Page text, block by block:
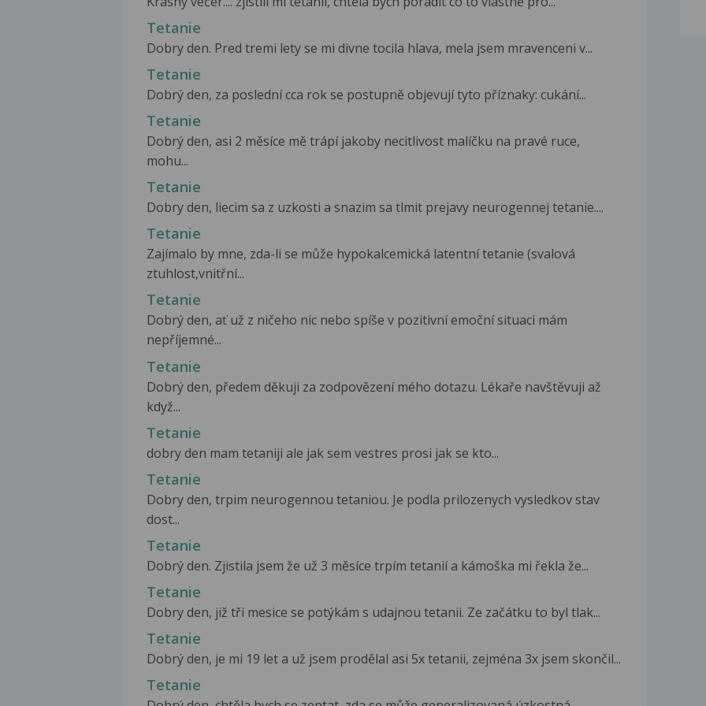
Tetanie
Dobry den. Pred tremi lety se mi divne tocila hlava, mela jsem mravenceni v...
Tetanie
Dobrý den, za poslední cca rok se postupně objevují tyto příznaky: cukání...
Tetanie
Dobrý den, asi 2 měsíce mě trápí jakoby necitlivost malíčku na pravé ruce,
mohu...
Tetanie
Dobry den, liecim sa z uzkosti a snazim sa tlmit prejavy neurogennej tetanie....
Tetanie
Zajímalo by mne, zda-li se může hypokalcemická latentní tetanie (svalová
ztuhlost,vnitřní...
Tetanie
Dobrý den, ať už z ničeho nic nebo spíše v pozitivní emoční situaci mám
nepříjemné...
Tetanie
Dobrý den, předem děkuji za zodpovězení mého dotazu. Lékaře navštěvuji až
když...
Tetanie
dobry den mam tetaniji ale jak sem vestres prosi jak se kto...
Tetanie
Dobry den, trpim neurogennou tetaniou. Je podla prilozenych vysledkov stav
dost...
Tetanie
Dobrý den. Zjistila jsem že už 3 měsíce trpím tetanií a kámoška mi řekla že...
Tetanie
Dobry den, již tři mesice se potýkám s udajnou tetanii. Ze začátku to byl tlak...
Tetanie
Dobrý den, je mi 19 let a už jsem prodělal asi 5x tetanii, zejména 3x jsem skončil...
Tetanie